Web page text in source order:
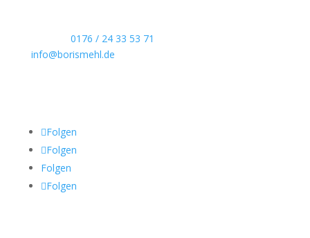
0176 / 24 33 53 71
info@borismehl.de
Folgen
Folgen
Folgen
Folgen